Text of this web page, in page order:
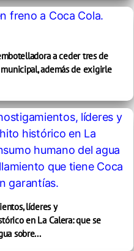
a ceder tres de
además de exigirle
líderes y
en La Calera: que se
sobre...